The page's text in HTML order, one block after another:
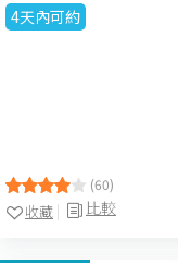
4天內可約
(60)
比較
收藏